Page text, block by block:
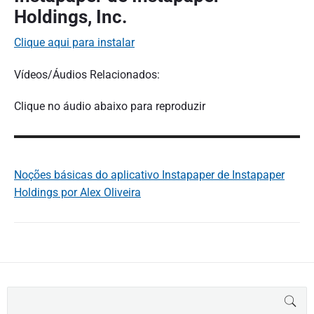
Holdings, Inc.
Clique aqui para instalar
Vídeos/Áudios Relacionados:
Clique no áudio abaixo para reproduzir
Noções básicas do aplicativo Instapaper de Instapaper
Holdings por Alex Oliveira